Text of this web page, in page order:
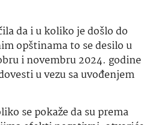
da i u koliko je došlo do
opštinama to se desilo u
i novembru 2024. godine
u vezu sa uvođenjem
se pokaže da su prema